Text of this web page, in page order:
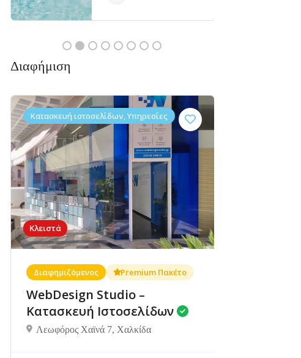
ακόμα
Διαμονή,
Ενοικιαζόμενα
δωμάτια
Studios
Exarchou
Αγκάλη,
Αγία Άννα,
Δεν υπάρχουν ακόμα
αξιολογήσεις
Διαφήμιση
Κλειστά
Κατασκευή ιστοσελίδων, Υπηρεσίες
Διαφημιζόμενος Premium Πακέτο
WebDesign Studio –
Κατασκευή Ιστοσελίδων
Λεωφόρος Χαϊνά 7, Χαλκίδα